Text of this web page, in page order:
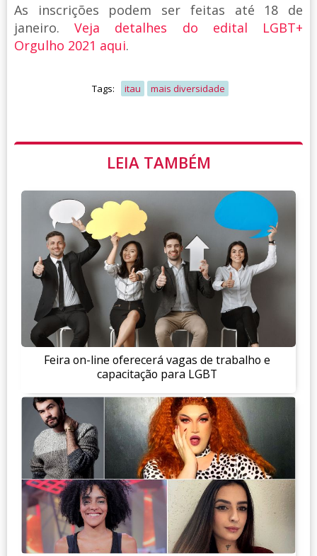
As inscrições podem ser feitas até 18 de
janeiro.Veja detalhes do edital LGBT+
Orgulho 2021 aqui.
Tags: itau mais diversidade
LEIA TAMBÉM
Feira on-line oferecerá vagas de trabalho e
capacitação para LGBT